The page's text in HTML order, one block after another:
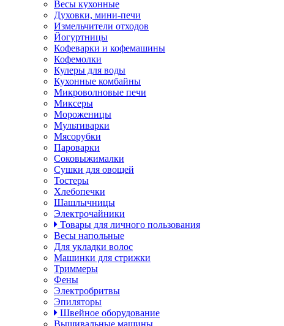
Весы кухонные
Духовки, мини-печи
Измельчители отходов
Йогуртницы
Кофеварки и кофемашины
Кофемолки
Кулеры для воды
Кухонные комбайны
Микроволновые печи
Миксеры
Мороженицы
Мультиварки
Мясорубки
Пароварки
Соковыжималки
Сушки для овощей
Тостеры
Хлебопечки
Шашлычницы
Электрочайники
Товары для личного пользования
Весы напольные
Для укладки волос
Машинки для стрижки
Триммеры
Фены
Электробритвы
Эпиляторы
Швейное оборудование
Вышивальные машины